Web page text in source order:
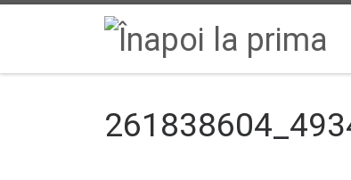
Sari la conținut